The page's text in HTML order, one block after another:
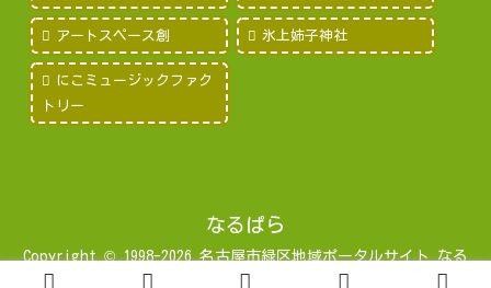
アートスペース創 氷上姉子神社
にこミュージックファク
トリー
なるぱら
Copyright © 1998-2026 名古屋市緑区地域ポータルサイト なる